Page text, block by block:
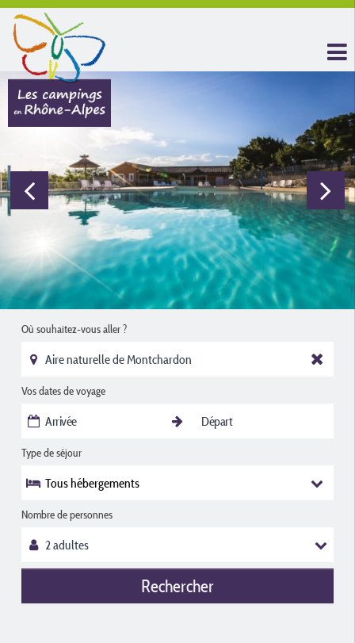
Où souhaitez-vous aller ?
Vos dates de voyage
Type de séjour
Tous hébergements
Nombre de personnes
Rechercher